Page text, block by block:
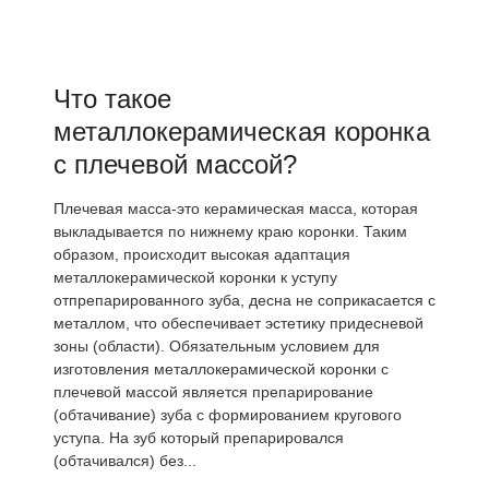
Что такое
металлокерамическая коронка
с плечевой массой?
Плечевая масса-это керамическая масса, которая
выкладывается по нижнему краю коронки. Таким
образом, происходит высокая адаптация
металлокерамической коронки к уступу
отпрепарированного зуба, десна не соприкасается с
металлом, что обеспечивает эстетику придесневой
зоны (области). Обязательным условием для
изготовления металлокерамической коронки с
плечевой массой является препарирование
(обтачивание) зуба с формированием кругового
уступа. На зуб который препарировался
(обтачивался) без...